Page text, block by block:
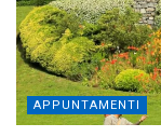
APPUNTAMENTI